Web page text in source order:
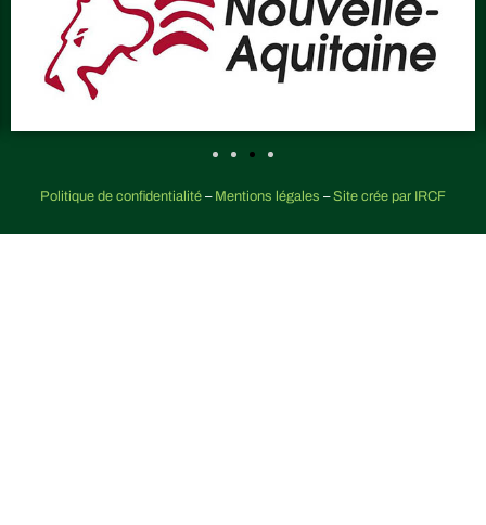
Politique de confidentialité – Mentions légales –Site crée par IRCF